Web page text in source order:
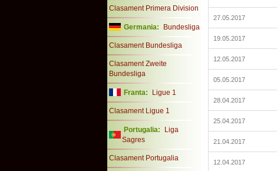
Clasament Primera Division
Germania: Bundesliga
Clasament Bundesliga
Clasament Zweite
Bundesliga
Franta: Ligue 1
Clasament Ligue 1
Portugalia:
Liga
Sagres
Clasament Portugalia
27.05.2017
19.05.2017
12.05.2017
05.05.2017
28.04.2017
25.04.2017
21.04.2017
12.04.2017